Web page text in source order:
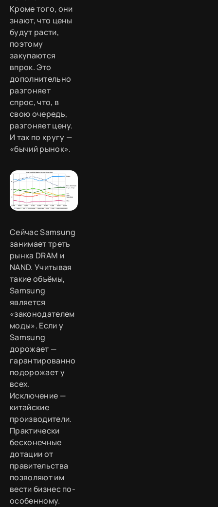
Кроме того, они
знают, что цены
будут расти,
поэтому
закупаются
впрок. Это
дополнительно
разгоняет
спрос, что, в
свою очередь,
разгоняет цену.
И так по кругу —
«бычий рынок».
Сейчас Samsung
занимает треть
рынка DRAM и
NAND. Учитывая
такие объёмы,
Samsung
является
«законодателем
моды». Если у
Samsung
дорожает —
гарантированно
подорожает у
всех.
Исключение —
китайские
производители.
Практически
бесконечные
дотации от
правительства
позволяют им
вести бизнес по-
особенному.